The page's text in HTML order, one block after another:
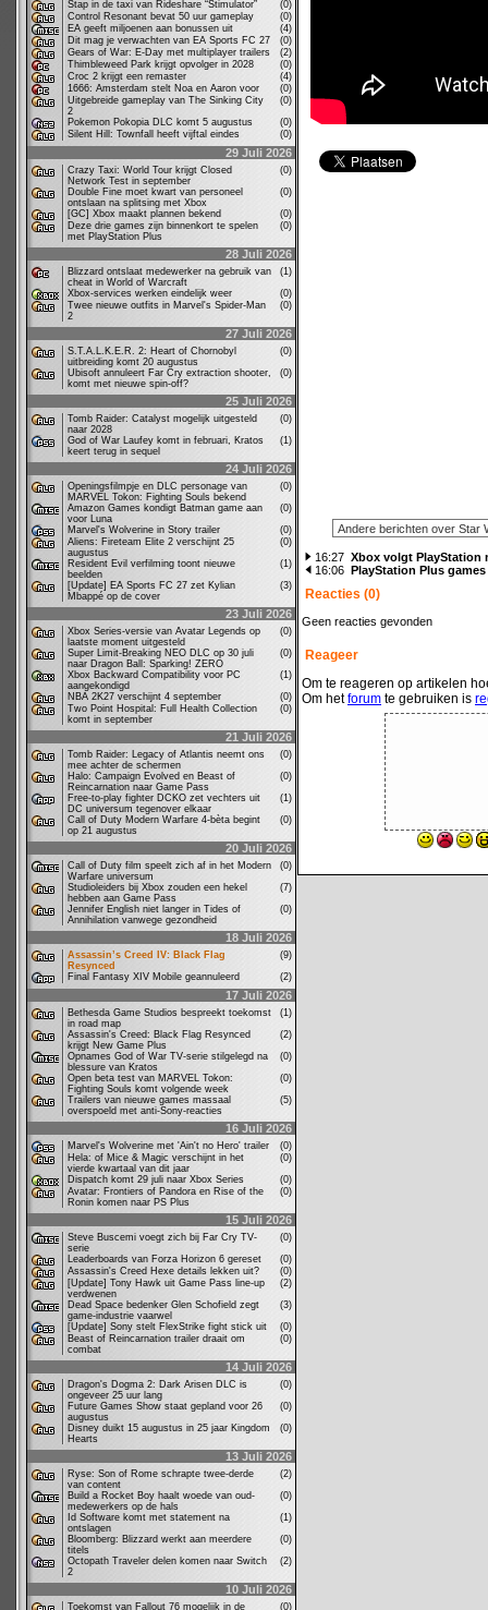
Stap in de taxi van Rideshare “Stimulator”
(0)
Control Resonant bevat 50 uur gameplay
(0)
EA geeft miljoenen aan bonussen uit
(4)
Dit mag je verwachten van EA Sports FC 27
(0)
Gears of War: E-Day met multiplayer trailers
(2)
Thimbleweed Park krijgt opvolger in 2028
(0)
Croc 2 krijgt een remaster
(4)
1666: Amsterdam stelt Noa en Aaron voor
(0)
Uitgebreide gameplay van The Sinking City
2
(0)
Pokemon Pokopia DLC komt 5 augustus
(0)
Silent Hill: Townfall heeft vijftal eindes
(0)
29 Juli 2026
Crazy Taxi: World Tour krijgt Closed
Network Test in september
(0)
Double Fine moet kwart van personeel
ontslaan na splitsing met Xbox
(0)
[GC] Xbox maakt plannen bekend
(0)
Deze drie games zijn binnenkort te spelen
met PlayStation Plus
(0)
28 Juli 2026
Blizzard ontslaat medewerker na gebruik van
cheat in World of Warcraft
(1)
Xbox-services werken eindelijk weer
(0)
Twee nieuwe outfits in Marvel's Spider-Man
2
(0)
27 Juli 2026
S.T.A.L.K.E.R. 2: Heart of Chornobyl
uitbreiding komt 20 augustus
(0)
Ubisoft annuleert Far Cry extraction shooter,
komt met nieuwe spin-off?
(0)
25 Juli 2026
Tomb Raider: Catalyst mogelijk uitgesteld
naar 2028
(0)
God of War Laufey komt in februari, Kratos
keert terug in sequel
(1)
24 Juli 2026
Openingsfilmpje en DLC personage van
MARVEL Tokon: Fighting Souls bekend
(0)
Amazon Games kondigt Batman game aan
voor Luna
(0)
Marvel's Wolverine in Story trailer
(0)
Aliens: Fireteam Elite 2 verschijnt 25
augustus
(0)
Resident Evil verfilming toont nieuwe
beelden
(1)
[Update] EA Sports FC 27 zet Kylian
Mbappé op de cover
(3)
23 Juli 2026
Xbox Series-versie van Avatar Legends op
laatste moment uitgesteld
(0)
Super Limit-Breaking NEO DLC op 30 juli
naar Dragon Ball: Sparking! ZERO
(0)
Xbox Backward Compatibility voor PC
aangekondigd
(1)
NBA 2K27 verschijnt 4 september
(0)
Two Point Hospital: Full Health Collection
komt in september
(0)
21 Juli 2026
Tomb Raider: Legacy of Atlantis neemt ons
mee achter de schermen
(0)
Halo: Campaign Evolved en Beast of
Reincarnation naar Game Pass
(0)
Free-to-play fighter DCKO zet vechters uit
DC universum tegenover elkaar
(1)
Call of Duty Modern Warfare 4-bèta begint
op 21 augustus
(0)
20 Juli 2026
Call of Duty film speelt zich af in het Modern
Warfare universum
(0)
Studioleiders bij Xbox zouden een hekel
hebben aan Game Pass
(7)
Jennifer English niet langer in Tides of
Annihilation vanwege gezondheid
(0)
18 Juli 2026
Assassin’s Creed IV: Black Flag
Resynced
(9)
Final Fantasy XIV Mobile geannuleerd
(2)
17 Juli 2026
Bethesda Game Studios bespreekt toekomst
in road map
(1)
Assassin's Creed: Black Flag Resynced
krijgt New Game Plus
(2)
Opnames God of War TV-serie stilgelegd na
blessure van Kratos
(0)
Open beta test van MARVEL Tokon:
Fighting Souls komt volgende week
(0)
Trailers van nieuwe games massaal
overspoeld met anti-Sony-reacties
(5)
16 Juli 2026
Marvel's Wolverine met 'Ain't no Hero' trailer
(0)
Hela: of Mice & Magic verschijnt in het
vierde kwartaal van dit jaar
(0)
Dispatch komt 29 juli naar Xbox Series
(0)
Avatar: Frontiers of Pandora en Rise of the
Ronin komen naar PS Plus
(0)
15 Juli 2026
Steve Buscemi voegt zich bij Far Cry TV-
serie
(0)
Leaderboards van Forza Horizon 6 gereset
(0)
Assassin's Creed Hexe details lekken uit?
(0)
[Update] Tony Hawk uit Game Pass line-up
verdwenen
(2)
Dead Space bedenker Glen Schofield zegt
game-industrie vaarwel
(3)
[Update] Sony stelt FlexStrike fight stick uit
(0)
Beast of Reincarnation trailer draait om
combat
(0)
14 Juli 2026
Dragon's Dogma 2: Dark Arisen DLC is
ongeveer 25 uur lang
(0)
Future Games Show staat gepland voor 26
augustus
(0)
Disney duikt 15 augustus in 25 jaar Kingdom
Hearts
(0)
13 Juli 2026
Ryse: Son of Rome schrapte twee-derde
van content
(2)
Build a Rocket Boy haalt woede van oud-
medewerkers op de hals
(0)
Id Software komt met statement na
ontslagen
(1)
Bloomberg: Blizzard werkt aan meerdere
titels
(0)
Octopath Traveler delen komen naar Switch
2
(2)
10 Juli 2026
Toekomst van Fallout 76 mogelijk in de (0)
16:27 Xbox volgt PlayStation
16:06 PlayStation Plus
Reacties (0)
Geen reacties gevonden
Reageer
Om te reageren op artikelen
Om hetforum te gebruiken is